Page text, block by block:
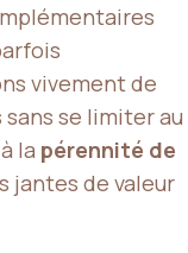
vivement de
se limiter au
la pérennité de
jantes de valeur